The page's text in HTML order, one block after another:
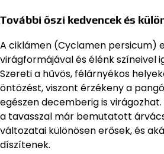
További őszi kedvencek és
A ciklámen (Cyclamen persicum)
virágformájával és élénk színeivel
Szereti a hűvös, félárnyékos
öntözést, viszont érzékeny a
egészen decemberig is
a tavasszal már bemutatott
változatai különösen erősek, és
díszítenek.